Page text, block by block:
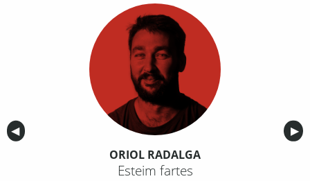
Anterior
◀︎ ▶︎
ORIOL RADALGA
Esteim fartes